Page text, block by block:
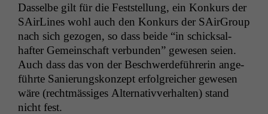
Das­selbe gilt für die Fest­stel­lung, ein Konkurs der
SAir­Lines wohl auch den Konkurs der SAir­Group
nach sich gezo­gen, so dass bei­de “in schick­sal­
hafter Gemein­schaft ver­bun­den” gewe­sen seien.
Auch dass das von der Beschw­erde­führerin ange­
führte Sanierungskonzept erfol­gre­ich­er gewe­sen
wäre (recht­mäs­siges Alter­na­tivver­hal­ten) stand
nicht fest.